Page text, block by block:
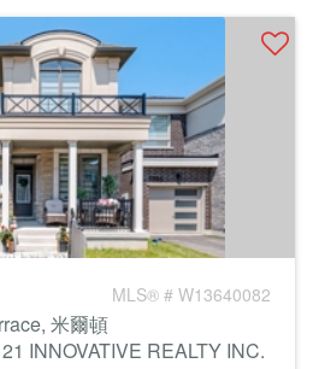
MLS® # W13640082
米爾頓
INNOVATIVE REALTY INC.